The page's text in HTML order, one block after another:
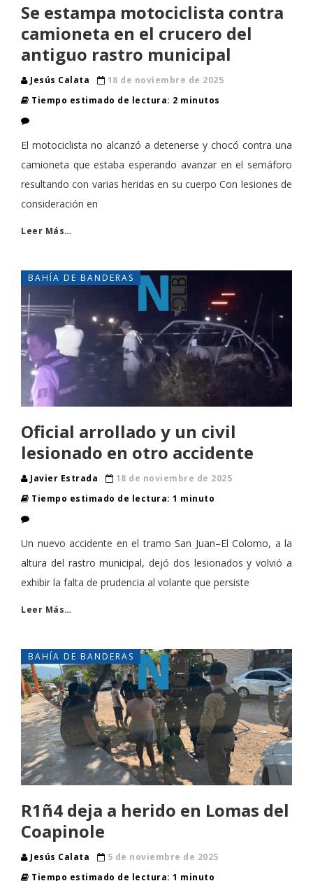
Se estampa motociclista contra
camioneta en el crucero del
antiguo rastro municipal
Jesús Calata
18 de noviembre de 2025
Tiempo estimado de lectura: 2 minutos
El motociclista no alcanzó a detenerse y chocó contra una
camioneta que estaba esperando avanzar en el semáforo
resultando con varias heridas en su cuerpo Con lesiones de
consideración en
Leer Más…
BAHÍA DE BANDERAS
Oficial arrollado y un civil
lesionado en otro accidente
Javier Estrada
18 de noviembre de 2025
Tiempo estimado de lectura: 1 minuto
Un nuevo accidente en el tramo San Juan–El Colomo, a la
altura del rastro municipal, dejó dos lesionados y volvió a
exhibir la falta de prudencia al volante que persiste
Leer Más…
BAHÍA DE BANDERAS
R1ñ4 deja a herido en Lomas del
Coapinole
Jesús Calata
5 de noviembre de 2025
Tiempo estimado de lectura: 1 minuto